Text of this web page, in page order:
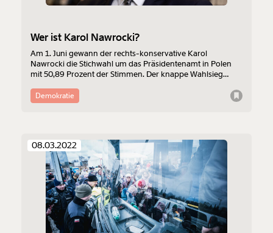
Wer ist Karol Nawrocki?
Am 1. Juni gewann der rechts-konservative Karol
Nawrocki die Stichwahl um das Präsidentenamt in Polen
mit 50,89 Prozent der Stimmen. Der knappe Wahlsieg
werden voraussichtlich liberale Reformen weiterhin
blockiert und die Spannungen zwischen Polen und der EU
Demokratie
08.03.2022